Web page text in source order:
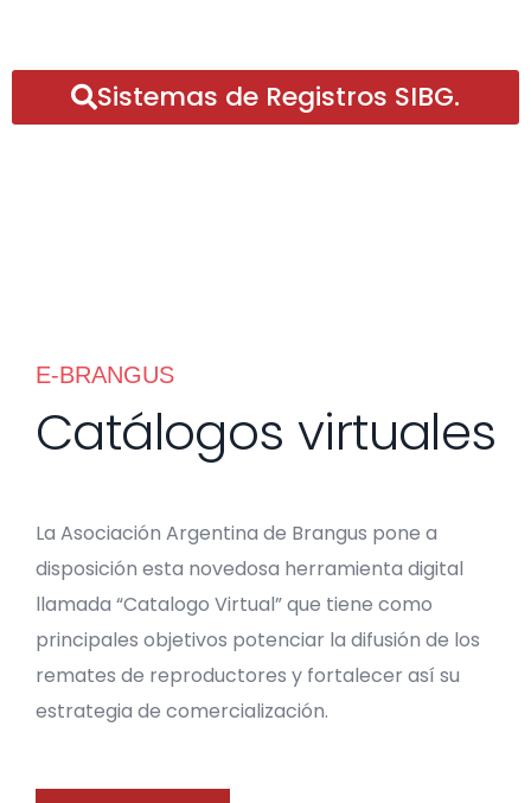
Sistemas de Registros SIBG.
E-BRANGUS
Catálogos virtuales
La Asociación Argentina de Brangus pone a
disposición esta novedosa herramienta digital
llamada “Catalogo Virtual” que tiene como
principales objetivos potenciar la difusión de los
remates de reproductores y fortalecer así su
estrategia de comercialización.